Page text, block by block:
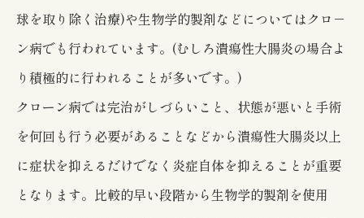
球を取り除く治療)や生物学的製剤などについてはクロ－
ン病でも行われています。(むしろ潰瘍性大腸炎の場合よ
り積極的に行われることが多いです。)
クローン病では完治がしづらいこと、状態が悪いと手術
を何回も行う必要があることなどから潰瘍性大腸炎以上
に症状を抑えるだけでなく炎症自体を抑えることが重要
となります。比較的早い段階から生物学的製剤を使用